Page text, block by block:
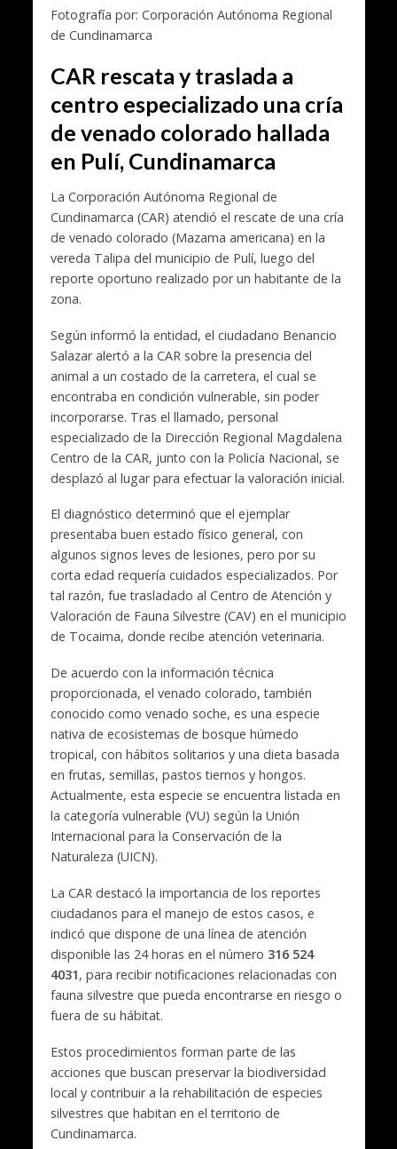
Fotografía por: Corporación Autónoma Regional
de Cundinamarca
CAR rescata y traslada a
centro especializado una cría
de venado colorado hallada
en Pulí, Cundinamarca
La Corporación Autónoma Regional de
Cundinamarca (CAR) atendió el rescate de una cría
de venado colorado (Mazama americana) en la
vereda Talipa del municipio de Pulí, luego del
reporte oportuno realizado por un habitante de la
zona.
Según informó la entidad, el ciudadano Benancio
Salazar alertó a la CAR sobre la presencia del
animal a un costado de la carretera, el cual se
encontraba en condición vulnerable, sin poder
incorporarse. Tras el llamado, personal
especializado de la Dirección Regional Magdalena
Centro de la CAR, junto con la Policía Nacional, se
desplazó al lugar para efectuar la valoración inicial.
El diagnóstico determinó que el ejemplar
presentaba buen estado físico general, con
algunos signos leves de lesiones, pero por su
corta edad requería cuidados especializados. Por
tal razón, fue trasladado al Centro de Atención y
Valoración de Fauna Silvestre (CAV) en el municipio
de Tocaima, donde recibe atención veterinaria.
De acuerdo con la información técnica
proporcionada, el venado colorado, también
conocido como venado soche, es una especie
nativa de ecosistemas de bosque húmedo
tropical, con hábitos solitarios y una dieta basada
en frutas, semillas, pastos tiernos y hongos.
Actualmente, esta especie se encuentra listada en
la categoría vulnerable (VU) según la Unión
Internacional para la Conservación de la
Naturaleza (UICN).
La CAR destacó la importancia de los reportes
ciudadanos para el manejo de estos casos, e
indicó que dispone de una línea de atención
disponible las 24 horas en el número 316 524
4031, para recibir notificaciones relacionadas con
fauna silvestre que pueda encontrarse en riesgo o
fuera de su hábitat.
Estos procedimientos forman parte de las
acciones que buscan preservar la biodiversidad
local y contribuir a la rehabilitación de especies
silvestres que habitan en el territorio de
Cundinamarca.